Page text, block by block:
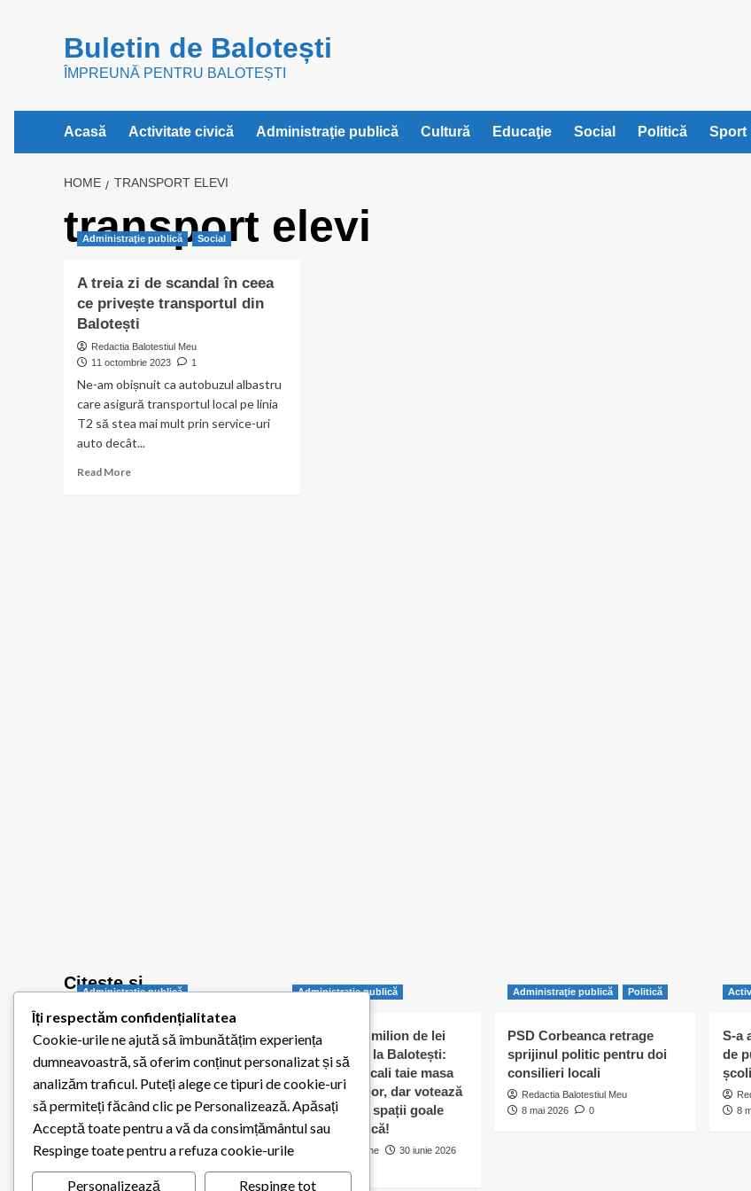
Buletin de Balotești
ÎMPREUNĂ PENTRU BALOTEȘTI
Acasă Activitate civică Administraţie publică Cultură Educaţie Social Politică Sport
HOME TRANSPORT ELEVI
transport elevi
Administraţie publică Social
A treia zi de scandal în ceea
ce privește transportul din
Balotești
Redactia Balotestiul Meu
11 octombrie 2023
1
Ne-am obișnuit ca autobuzul albastru
care asigură transportul local pe linia
T2 să stea mai mult prin service-uri
auto decât...
Read MoreRead
Citește și…
Administraţie publică
Balotești pornește
digitalizarea administrației
publice locale
Redactia Balotestiul Meu
26 iulie 2026
0
Administraţie publică
Jumătate de milion de lei
dați „în orb” la Balotești:
Consilierii locali taie masa
caldă a elevilor, dar votează
contracte cu spații goale
pentru biserică!
Cosmin Matache
30 iunie 2026
Administraţie publică Politică
PSD Corbeanca retrage
sprijinul politic pentru doi
consilieri locali
Redactia Balotestiul Meu
8 mai 2026
0
S-a
de
8
Îți respectăm confidențialitatea
Cookie-urile ne ajută să îmbunătățim experiența
dumneavoastră, să oferim conținut personalizat și să
analizăm traficul. Puteți alege ce tipuri de cookie-uri
să permiteți făcând clic pe Personalizează. Apăsați
Acceptă toate pentru a vă da consimțământul sau
Respinge toate pentru a refuza cookie-urile
Personalizează Respinge tot